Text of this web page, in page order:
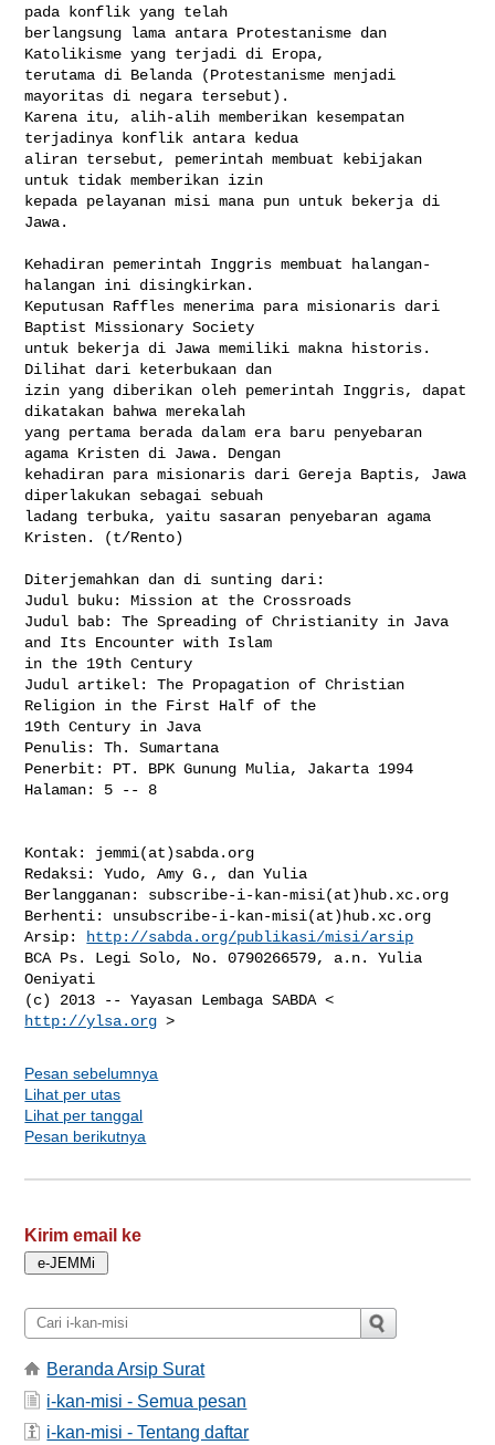
http://sabda.org/publikasi/misi/arsip
BCA Ps. Legi Solo, No. 0790266579, a.n. Yulia
Oeniyati
http://ylsa.org
Pesan sebelumnya
Lihat per utas
Lihat per tanggal
Pesan berikutnya
Kirim email ke
Beranda Arsip Surat
i-kan-misi - Semua pesan
i-kan-misi - Tentang daftar